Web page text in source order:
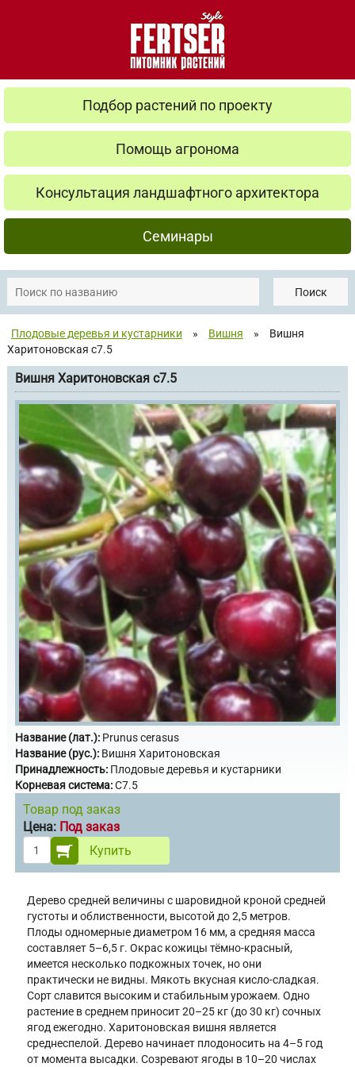
Подбор растений по проекту
Помощь агронома
Консультация ландшафтного архитектора
Семинары
Поиск
Плодовые деревья и кустарники » Вишня »
Вишня
Харитоновская с7.5
Вишня Харитоновская с7.5
Название (лат.): Prunus cerasus
Название (рус.): Вишня Харитоновская
Принадлежность: Плодовые деревья и кустарники
Корневая система:С7.5
Товар под заказ
Цена: Под заказ
Купить
Дерево средней величины с шаровидной кроной средней
густоты и облиственности, высотой до 2,5 метров.
Плоды одномерные диаметром 16 мм, а средняя масса
составляет 5–6,5 г. Окрас кожицы тёмно-красный,
имеется несколько подкожных точек, но они
практически не видны. Мякоть вкусная кисло-сладкая.
Сорт славится высоким и стабильным урожаем. Одно
растение в среднем приносит 20–25 кг (до 30 кг) сочных
ягод ежегодно. Харитоновская вишня является
среднеспелой. Дерево начинает плодоносить на 4–5 год
от момента высадки. Созревают ягоды в 10–20 числах